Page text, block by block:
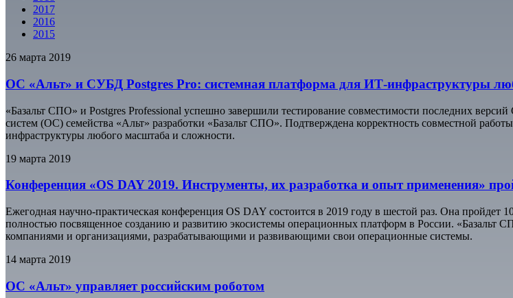
2017
2016
2015
26 марта 2019
ОС «Альт» и СУБД Postgres Pro: системная платформа для ИТ-инфраструктуры
«Базальт СПО» и Postgres Professional успешно завершили тестирование совместимости последних
систем (ОС) семейства «Альт» разработки «Базальт СПО». Подтверждена корректность совместной
инфраструктуры любого масштаба и сложности.
19 марта 2019
Конференция «OS DAY 2019. Инструменты, их разработка и опыт применения»
Ежегодная научно-практическая конференция OS DAY состоится в 2019 году в шестой раз. Она
полностью посвященное созданию и развитию экосистемы операционных платформ в России.
компаниями и организациями, разрабатывающими и развивающими свои операционные системы.
14 марта 2019
ОС «Альт» управляет российским роботом